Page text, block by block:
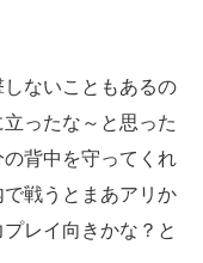
ないこともあるの
ったな～と思った
背中を守ってくれ
戦うとまあアリか
レイ向きかな？と